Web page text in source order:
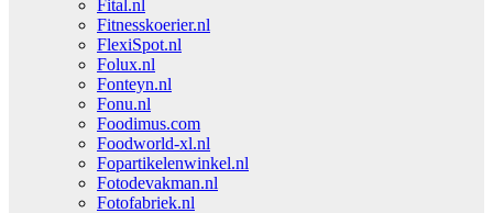
Fital.nl
Fitnesskoerier.nl
FlexiSpot.nl
Folux.nl
Fonteyn.nl
Fonu.nl
Foodimus.com
Foodworld-xl.nl
Fopartikelenwinkel.nl
Fotodevakman.nl
Fotofabriek.nl